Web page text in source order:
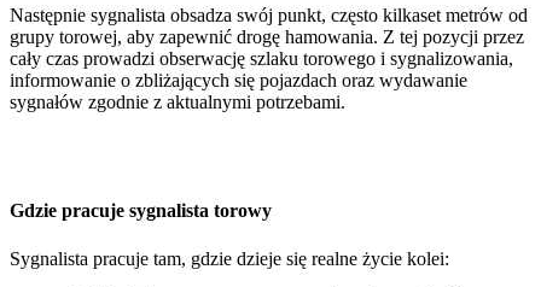
Następnie sygnalista obsadza swój punkt, często kilkaset metrów od
grupy torowej, aby zapewnić drogę hamowania. Z tej pozycji przez
cały czas prowadzi obserwację szlaku torowego i sygnalizowania,
informowanie o zbliżających się pojazdach oraz wydawanie
sygnałów zgodnie z aktualnymi potrzebami.
Gdzie pracuje sygnalista torowy
Sygnalista pracuje tam, gdzie dzieje się realne życie kolei: